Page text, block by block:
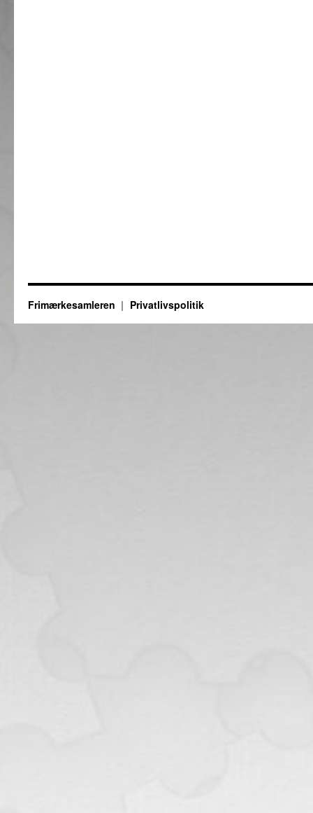
Frimærkesamleren Privatlivspolitik